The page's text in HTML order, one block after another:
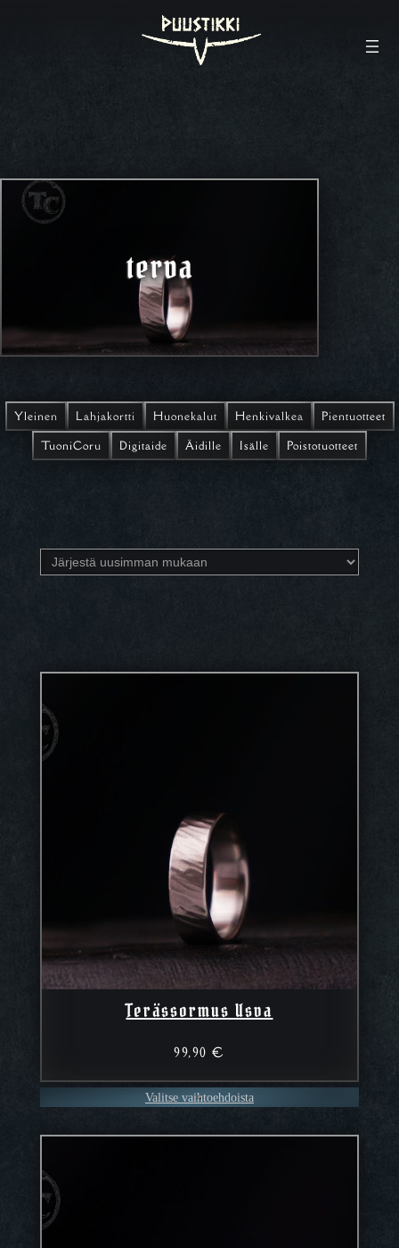
terva
Yleinen Lahjakortti Huonekalut Henkivalkea
Pientuotteet
TuoniCoru
Digitaide Äidille Isälle Poistotuotteet
Terässormus Usva
99,90€
Valitse vaihtoehdoista